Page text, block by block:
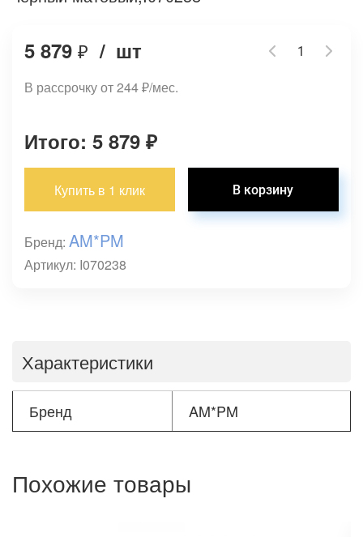
5 879 ₽ / шт
В рассрочку от 244₽/мес.
Итого: 5 879 ₽
Купить в 1 клик
Бренд: AM*PM
Артикул: I070238
Характеристики
Бренд AM*PM
Похожие товары